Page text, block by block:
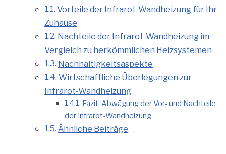
Vorteile der Infrarot-Wandheizung für Ihr
Zuhause
Nachteile der Infrarot-Wandheizung im
Vergleich zu herkömmlichen Heizsystemen
Nachhaltigkeitsaspekte
Wirtschaftliche Überlegungen zur
Infrarot-Wandheizung
Fazit: Abwägung der Vor- und Nachteile
der Infrarot-Wandheizung
Ähnliche Beiträge